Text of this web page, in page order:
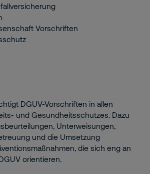
Vorschriften
DGUV-Vorschriften in allen
und Gesundheitsschutzes. Dazu
Unterweisungen,
und die Umsetzung
die sich eng an
orientieren.